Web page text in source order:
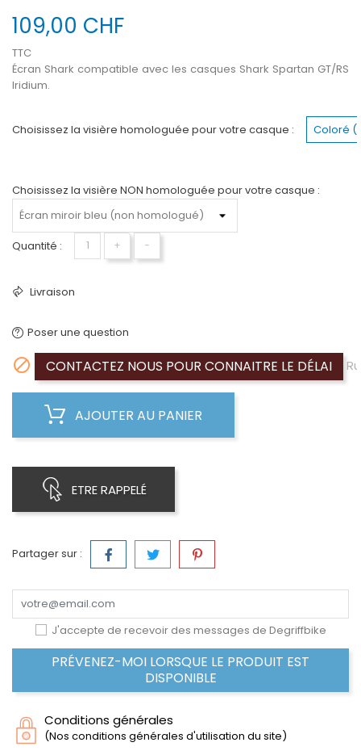
109,00 CHF
TTC
Écran Shark compatible avec les casques Shark Spartan GT/RS
Iridium.
Choisissez la visière homologuée pour votre casque : Coloré
Choisissez la visière NON homologuée pour votre casque :
Quantité : + −
Livraison
Poser une question
 CONTACTEZ NOUS POUR CONNAITRE LE DÉLAI
AJOUTER AU PANIER
ETRE RAPPELÉ
Partager sur :
J'accepte de recevoir des messages de Degriffbike
PRÉVENEZ-MOI LORSQUE LE PRODUIT EST
DISPONIBLE
Conditions générales
(Nos conditions générales d'utilisation du site)